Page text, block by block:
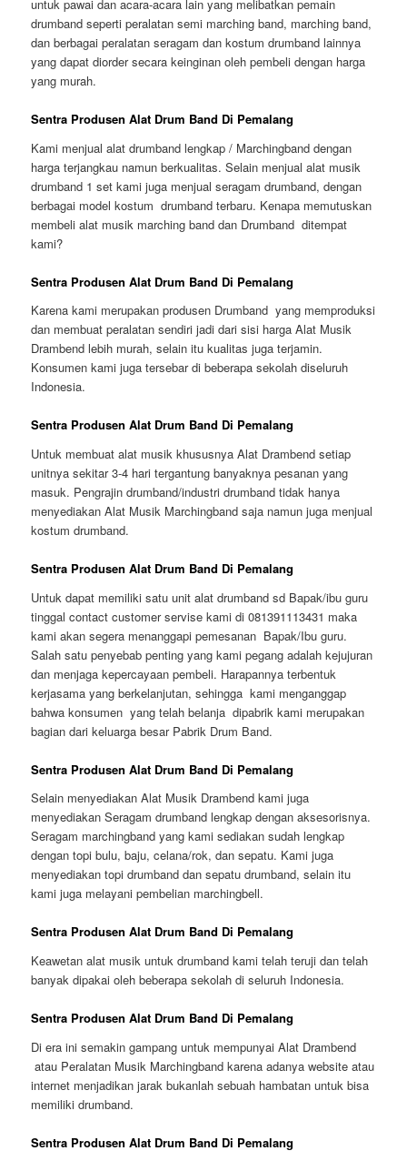
untuk pawai dan acara-acara lain yang melibatkan pemain
drumband seperti peralatan semi marching band, marching band,
dan berbagai peralatan seragam dan kostum drumband lainnya
yang dapat diorder secara keinginan oleh pembeli dengan harga
yang murah.
Sentra Produsen Alat Drum Band Di Pemalang
Kami menjual alat drumband lengkap / Marchingband dengan
harga terjangkau namun berkualitas. Selain menjual alat musik
drumband 1 set kami juga menjual seragam drumband, dengan
berbagai model kostum drumband terbaru. Kenapa memutuskan
membeli alat musik marching band dan Drumband ditempat
kami?
Sentra Produsen Alat Drum Band Di Pemalang
Karena kami merupakan produsen Drumband yang memproduksi
dan membuat peralatan sendiri jadi dari sisi harga Alat Musik
Drambend lebih murah, selain itu kualitas juga terjamin.
Konsumen kami juga tersebar di beberapa sekolah diseluruh
Indonesia.
Sentra Produsen Alat Drum Band Di Pemalang
Untuk membuat alat musik khususnya Alat Drambend setiap
unitnya sekitar 3-4 hari tergantung banyaknya pesanan yang
masuk. Pengrajin drumband/industri drumband tidak hanya
menyediakan Alat Musik Marchingband saja namun juga menjual
kostum drumband.
Sentra Produsen Alat Drum Band Di Pemalang
Untuk dapat memiliki satu unit alat drumband sd Bapak/ibu guru
tinggal contact customer servise kami di 081391113431 maka
kami akan segera menanggapi pemesanan Bapak/Ibu guru.
Salah satu penyebab penting yang kami pegang adalah kejujuran
dan menjaga kepercayaan pembeli. Harapannya terbentuk
kerjasama yang berkelanjutan, sehingga kami menganggap
bahwa konsumen yang telah belanja dipabrik kami merupakan
bagian dari keluarga besar Pabrik Drum Band.
Sentra Produsen Alat Drum Band Di Pemalang
Selain menyediakan Alat Musik Drambend kami juga
menyediakan Seragam drumband lengkap dengan aksesorisnya.
Seragam marchingband yang kami sediakan sudah lengkap
dengan topi bulu, baju, celana/rok, dan sepatu. Kami juga
menyediakan topi drumband dan sepatu drumband, selain itu
kami juga melayani pembelian marchingbell.
Sentra Produsen Alat Drum Band Di Pemalang
Keawetan alat musik untuk drumband kami telah teruji dan telah
banyak dipakai oleh beberapa sekolah di seluruh Indonesia.
Sentra Produsen Alat Drum Band Di Pemalang
Di era ini semakin gampang untuk mempunyai Alat Drambend
atau Peralatan Musik Marchingband karena adanya website atau
internet menjadikan jarak bukanlah sebuah hambatan untuk bisa
memiliki drumband.
Sentra Produsen Alat Drum Band Di Pemalang